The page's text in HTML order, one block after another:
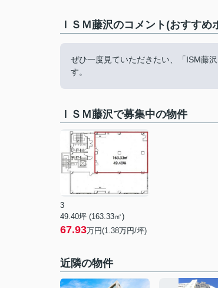
ＩＳＭ藤沢のコメント(おすすめ
ぜひ一度見ていただきたい、「ISM藤
す。
ＩＳＭ藤沢で募集中の物件
3
49.40坪 (163.33㎡)
67.93万円(1.38万円/坪)
近隣の物件